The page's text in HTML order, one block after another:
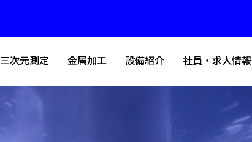
三次元測定 金属加工 設備紹介 社員・求人情報